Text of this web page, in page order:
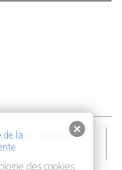
entreprendre et
de la
des cookies